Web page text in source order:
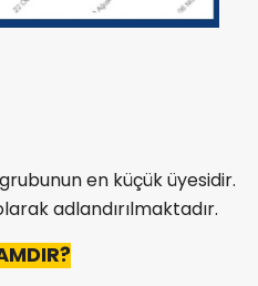
en küçük üyesidir.
adlandırılmaktadır.